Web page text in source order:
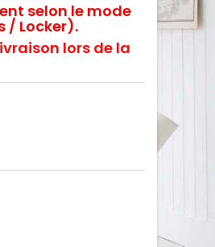
selon le mode
/ Locker).
lors de la